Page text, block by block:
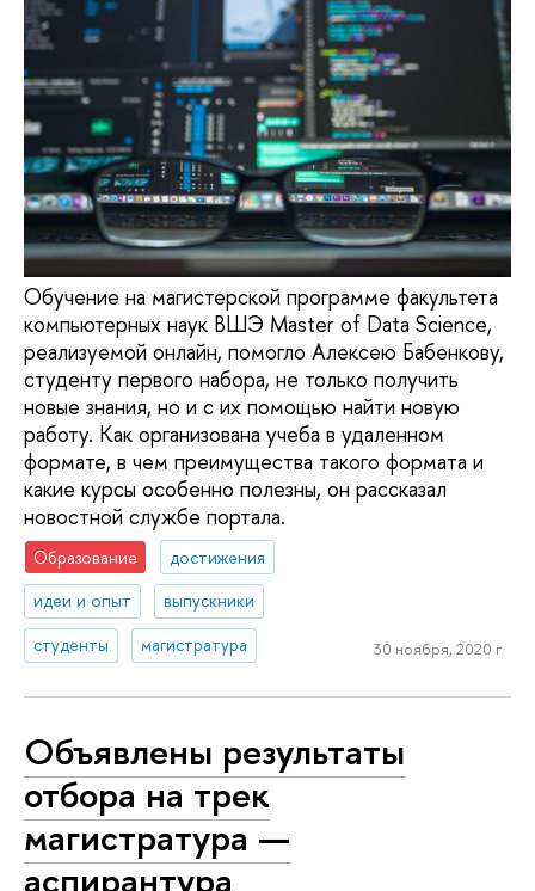
Обучение на магистерской программе факультета
компьютерных наук ВШЭ Master of Data Science,
реализуемой онлайн, помогло Алексею Бабенкову,
студенту первого набора, не только получить
новые знания, но и с их помощью найти новую
работу. Как организована учеба в удаленном
формате, в чем преимущества такого формата и
какие курсы особенно полезны, он рассказал
новостной службе портала.
Образование
достижения
идеи и опыт
выпускники
студенты
магистратура 30 ноября, 2020 г.
Объявлены результаты
отбора на трек
магистратура —
аспирантура